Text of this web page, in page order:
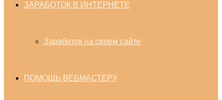
ЗАРАБОТОК В ИНТЕРНЕТЕ
Заработок на своем сайте
ПОМОЩЬ ВЕБМАСТЕРУ